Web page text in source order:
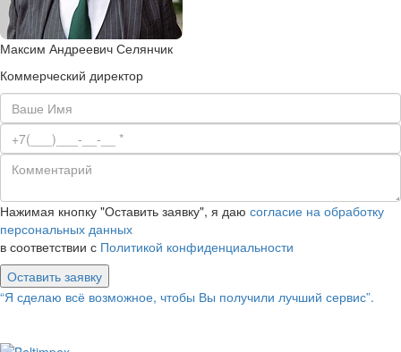
Максим Андреевич Селянчик
Коммерческий директор
Нажимая кнопку "Оставить заявку", я даю согласие на обработку
персональных данных
в соответствии с Политикой конфиденциальности
Оставить заявку
“Я сделаю всё возможное, чтобы Вы получили лучший сервис”.